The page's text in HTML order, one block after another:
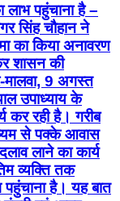
लाभ पहुंचाना है –
सिंह चौहान ने
का किया अनावरण
शासन की
9 अगस्त
उपाध्याय के
कर रही है। गरीब
से पक्के आवास
लाने का कार्य
व्यक्ति तक
है। यह बात